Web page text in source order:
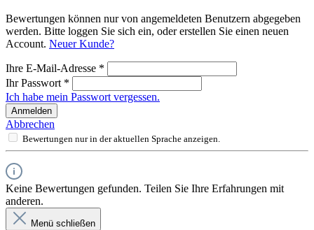
Bewertungen können nur von angemeldeten Benutzern abgegeben
werden. Bitte loggen Sie sich ein, oder erstellen Sie einen neuen
Account. Neuer Kunde?
Ihre E-Mail-Adresse *
Ihr Passwort *
Ich habe mein Passwort vergessen.
Anmelden
Abbrechen
Bewertungen nur in der aktuellen Sprache anzeigen.
Keine Bewertungen gefunden. Teilen Sie Ihre Erfahrungen mit
anderen.
Menü schließen